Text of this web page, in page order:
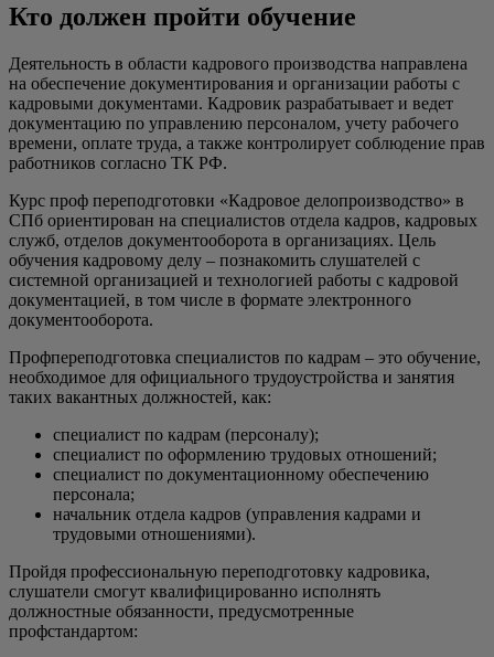
Кто должен пройти обучение
Деятельность в области кадрового производства направлена
на обеспечение документирования и организации работы с
кадровыми документами. Кадровик разрабатывает и ведет
документацию по управлению персоналом, учету рабочего
времени, оплате труда, а также контролирует соблюдение прав
работников согласно ТК РФ.
Курс проф переподготовки «Кадровое делопроизводство» в
СПб ориентирован на специалистов отдела кадров, кадровых
служб, отделов документооборота в организациях. Цель
обучения кадровому делу – познакомить слушателей с
системной организацией и технологией работы с кадровой
документацией, в том числе в формате электронного
документооборота.
Профпереподготовка специалистов по кадрам – это обучение,
необходимое для официального трудоустройства и занятия
таких вакантных должностей, как:
специалист по кадрам (персоналу);
специалист по оформлению трудовых отношений;
специалист по документационному обеспечению
персонала;
начальник отдела кадров (управления кадрами и
трудовыми отношениями).
Пройдя профессиональную переподготовку кадровика,
слушатели смогут квалифицированно исполнять
должностные обязанности, предусмотренные
профстандартом: